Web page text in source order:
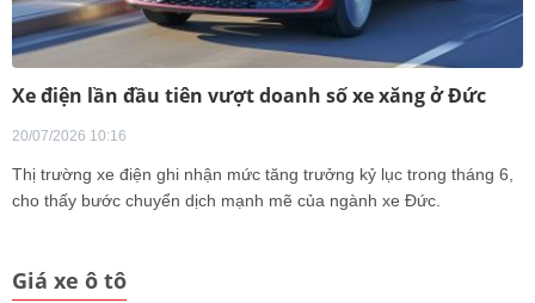
Xe điện lần đầu tiên vượt doanh số xe xăng ở Đức
20/07/2026 10:16
Thị trường xe điện ghi nhận mức tăng trưởng kỷ lục trong tháng 6,
cho thấy bước chuyển dịch mạnh mẽ của ngành xe Đức.
Giá xe ô tô